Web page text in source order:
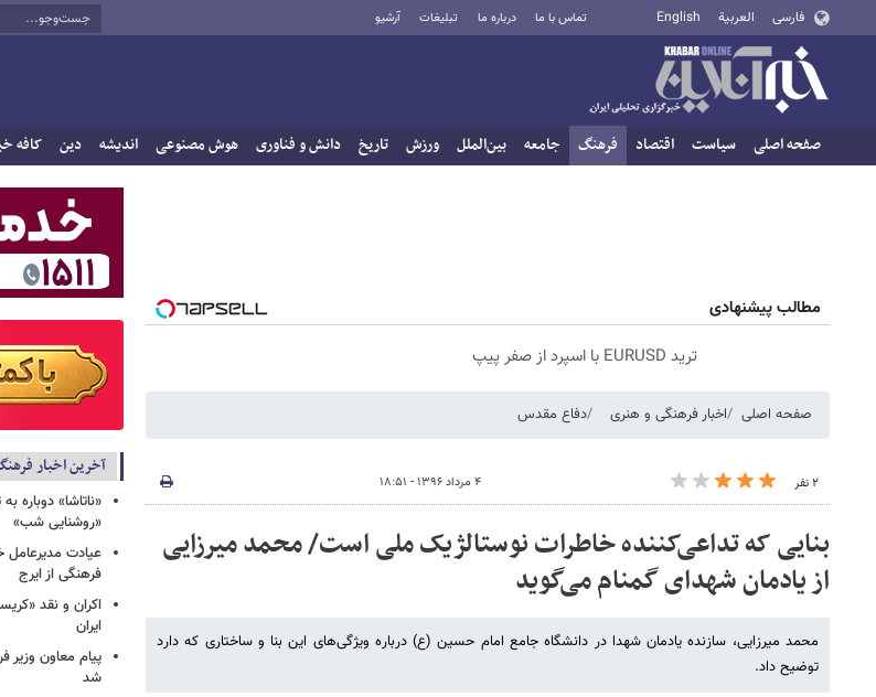
فارسی العربية English تماس با ما درباره ما تبلیغات آرشیو
صفحه اصلی سیاست اقتصاد فرهنگ جامعه بین‌الملل ورزش تاریخ دانش و فناوری هوش مصنوعی اندیشه دین کافه
مطالب پیشنهادی
ترید EURUSD با اسپرد از صفر پیپ
صفحه اصلی اخبار فرهنگی و هنری دفاع مقدس
۲ نفر ۴ مرداد ۱۳۹۶ - ۱۸:۵۱
بنایی که تداعی‌کننده خاطرات نوستالژیک ملی است/ محمد میرزایی
از یادمان شهدای گمنام می‌گوید
محمد میرزایی، سازنده یادمان شهدا در دانشگاه جامع امام حسین (ع) درباره ویژگی‌های این بنا و ساختاری که دارد
توضیح داد.
آخرین اخبار
«ناتاشا» دوباره
«روشنایی شب»
عیادت مدیرعامل
فرهنگی از ایرج
اکران و نقد
ایران
پیام معاون وزیر
شد